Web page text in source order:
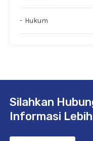
Hukum
Silahkan
Informasi